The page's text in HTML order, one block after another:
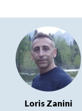
Loris Zanini